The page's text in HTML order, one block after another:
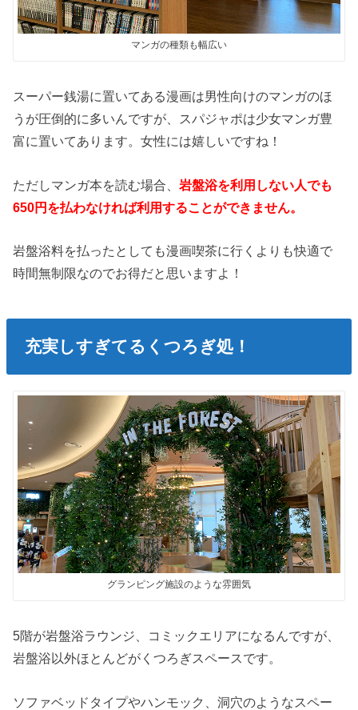
マンガの種類も幅広い
スーパー銭湯に置いてある漫画は男性向けのマンガのほ
うが圧倒的に多いんですが、スパジャポは少女マンガ豊
富に置いてあります。女性には嬉しいですね！
ただしマンガ本を読む場合、岩盤浴を利用しない人でも
650円を払わなければ利用することができません。
岩盤浴料を払ったとしても漫画喫茶に行くよりも快適で
時間無制限なのでお得だと思いますよ！
充実しすぎてるくつろぎ処！
グランピング施設のような雰囲気
5階が岩盤浴ラウンジ、コミックエリアになるんですが、
岩盤浴以外ほとんどがくつろぎスペースです。
ソファベッドタイプやハンモック、洞穴のようなスペー